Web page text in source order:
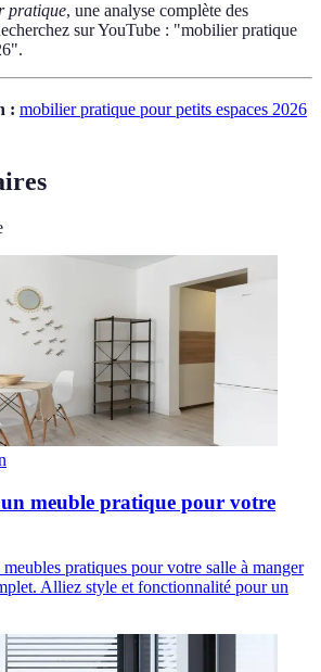
pratique, une analyse complète des
sur YouTube : "mobilier pratique
: mobilier pratique pour petits espaces 2026
meuble pratique pour votre
pratiques pour votre salle à manger
Alliez style et fonctionnalité pour un